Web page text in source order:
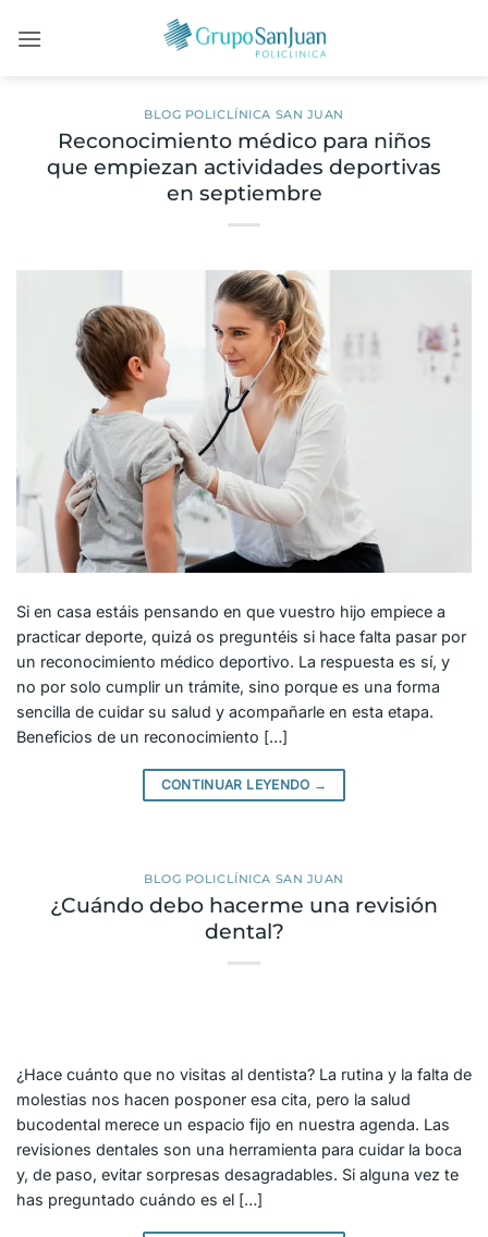
BLOG POLICLÍNICA SAN JUAN
Reconocimiento médico para niños
que empiezan actividades deportivas
en septiembre
Si en casa estáis pensando en que vuestro hijo empiece a
practicar deporte, quizá os preguntéis si hace falta pasar por
un reconocimiento médico deportivo. La respuesta es sí, y
no por solo cumplir un trámite, sino porque es una forma
sencilla de cuidar su salud y acompañarle en esta etapa.
Beneficios de un reconocimiento […]
CONTINUAR LEYENDO →
BLOG POLICLÍNICA SAN JUAN
¿Cuándo debo hacerme una revisión
dental?
¿Hace cuánto que no visitas al dentista? La rutina y la falta de
molestias nos hacen posponer esa cita, pero la salud
bucodental merece un espacio fijo en nuestra agenda. Las
revisiones dentales son una herramienta para cuidar la boca
y, de paso, evitar sorpresas desagradables. Si alguna vez te
has preguntado cuándo es el […]